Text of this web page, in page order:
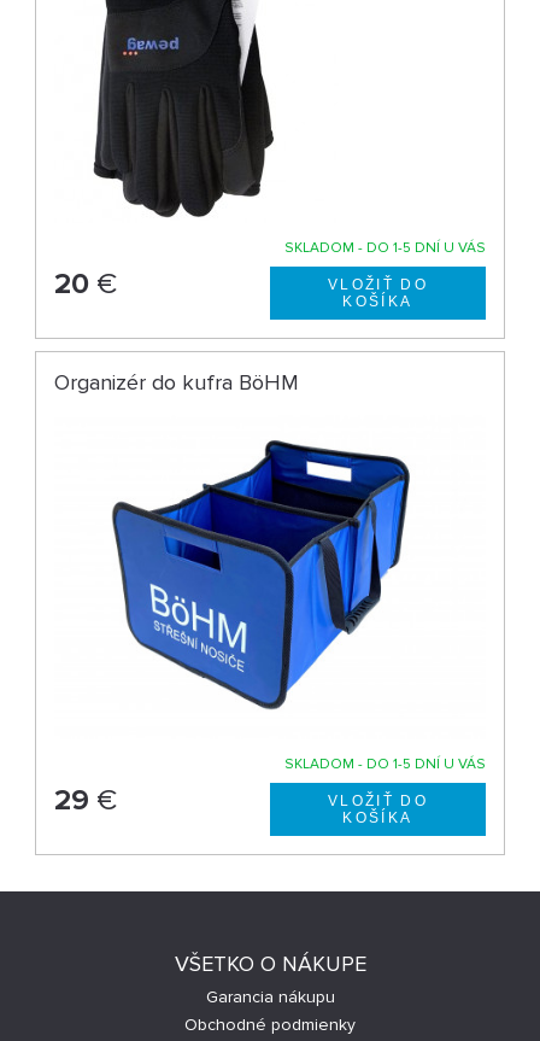
SKLADOM - DO 1-5 DNÍ U VÁS
20 €
Organizér do kufra BöHM
SKLADOM - DO 1-5 DNÍ U VÁS
29 €
VŠETKO O NÁKUPE
Garancia nákupu
Obchodné podmienky